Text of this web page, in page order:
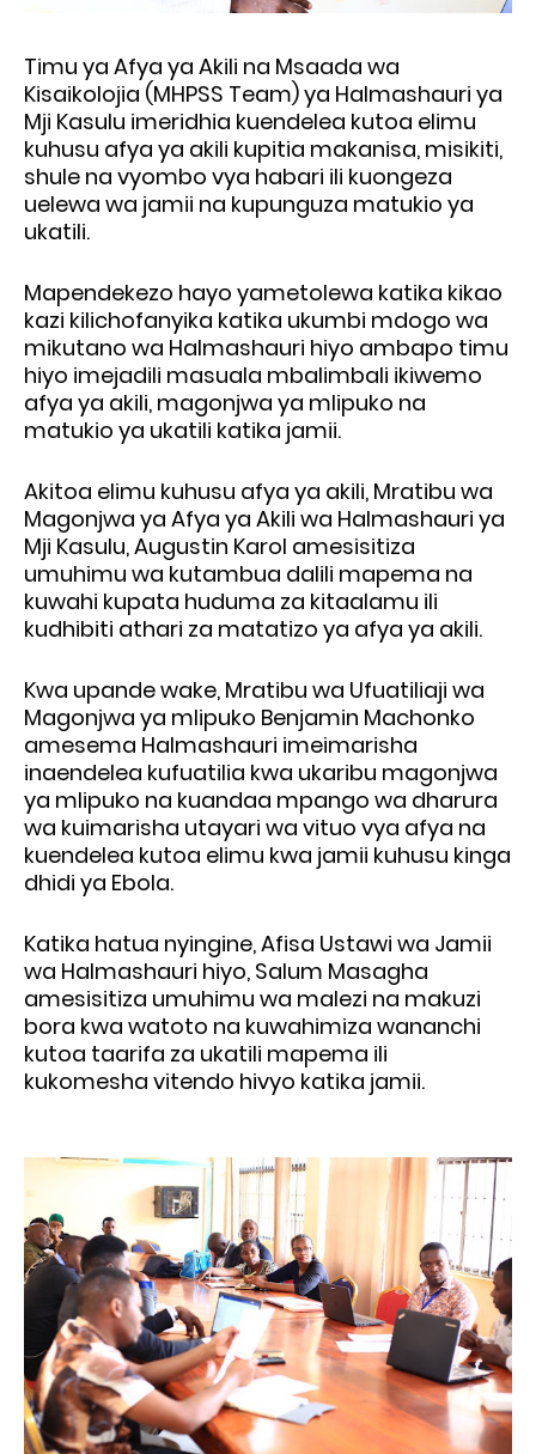
Timu ya Afya ya Akili na Msaada wa
Kisaikolojia (MHPSS Team) ya Halmashauri ya
Mji Kasulu imeridhia kuendelea kutoa elimu
kuhusu afya ya akili kupitia makanisa, misikiti,
shule na vyombo vya habari ili kuongeza
uelewa wa jamii na kupunguza matukio ya
ukatili.
Mapendekezo hayo yametolewa katika kikao
kazi kilichofanyika katika ukumbi mdogo wa
mikutano wa Halmashauri hiyo ambapo timu
hiyo imejadili masuala mbalimbali ikiwemo
afya ya akili, magonjwa ya mlipuko na
matukio ya ukatili katika jamii.
Akitoa elimu kuhusu afya ya akili, Mratibu wa
Magonjwa ya Afya ya Akili wa Halmashauri ya
Mji Kasulu, Augustin Karol amesisitiza
umuhimu wa kutambua dalili mapema na
kuwahi kupata huduma za kitaalamu ili
kudhibiti athari za matatizo ya afya ya akili.
Kwa upande wake, Mratibu wa Ufuatiliaji wa
Magonjwa ya mlipuko Benjamin Machonko
amesema Halmashauri imeimarisha
inaendelea kufuatilia kwa ukaribu magonjwa
ya mlipuko na kuandaa mpango wa dharura
wa kuimarisha utayari wa vituo vya afya na
kuendelea kutoa elimu kwa jamii kuhusu kinga
dhidi ya Ebola.
Katika hatua nyingine, Afisa Ustawi wa Jamii
wa Halmashauri hiyo, Salum Masagha
amesisitiza umuhimu wa malezi na makuzi
bora kwa watoto na kuwahimiza wananchi
kutoa taarifa za ukatili mapema ili
kukomesha vitendo hivyo katika jamii.